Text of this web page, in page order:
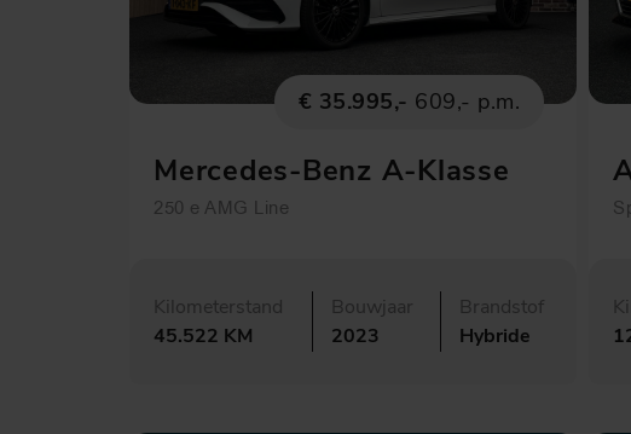
€ 35.995,- 609,- p.m.
Mercedes-Benz A-Klasse
250 e AMG Line
Kilometerstand
45.522 KM
Bouwjaar
2023
Brandstof
Hybride